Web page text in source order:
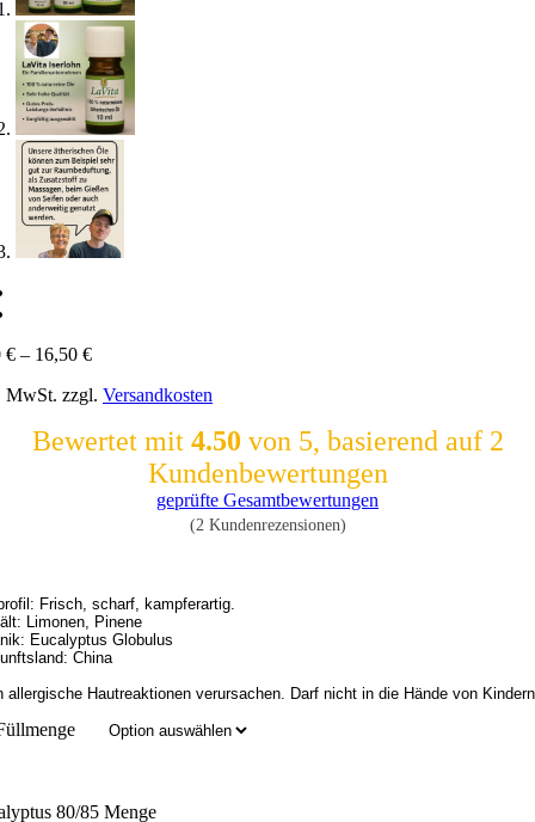
€ – 16,50 €
MwSt. zzgl. Versandkosten
Bewertet mit 4.50 von 5, basierend auf 2
Kundenbewertungen
geprüfte Gesamtbewertungen
(2Kundenrezensionen)
Frisch, scharf, kampferartig.
Limonen, Pinene
Eucalyptus Globulus
allergische Hautreaktionen verursachen. Darf nicht in die Hände von
80/85 Menge